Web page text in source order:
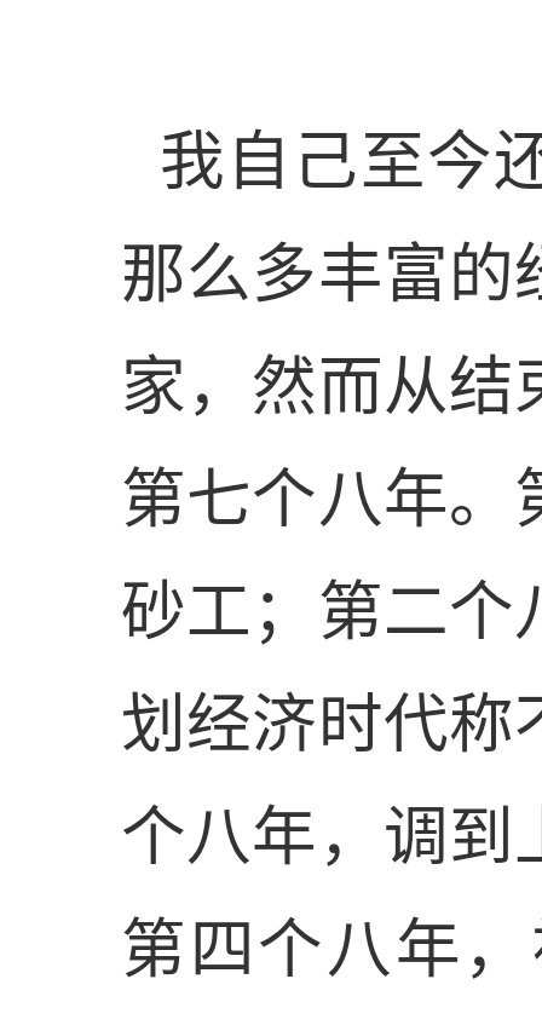
我自己至今
那么多丰富的
家，然而从结
第七个八年。
砂工；第二个
划经济时代称
个八年，调到
第四个八年